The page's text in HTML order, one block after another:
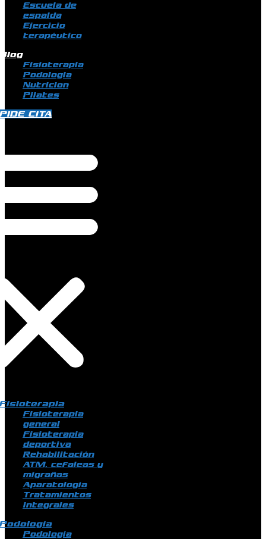
Escuela de
espalda
Ejercicio
terapéutico
Fisioterapia
Podologia
Nutricion
Pilates
CITA
Fisioterapia
general
Fisioterapia
deportiva
Rehabilitación
ATM, cefaleas y
migrañas
Aparatología
Tratamientos
integrales
Podología